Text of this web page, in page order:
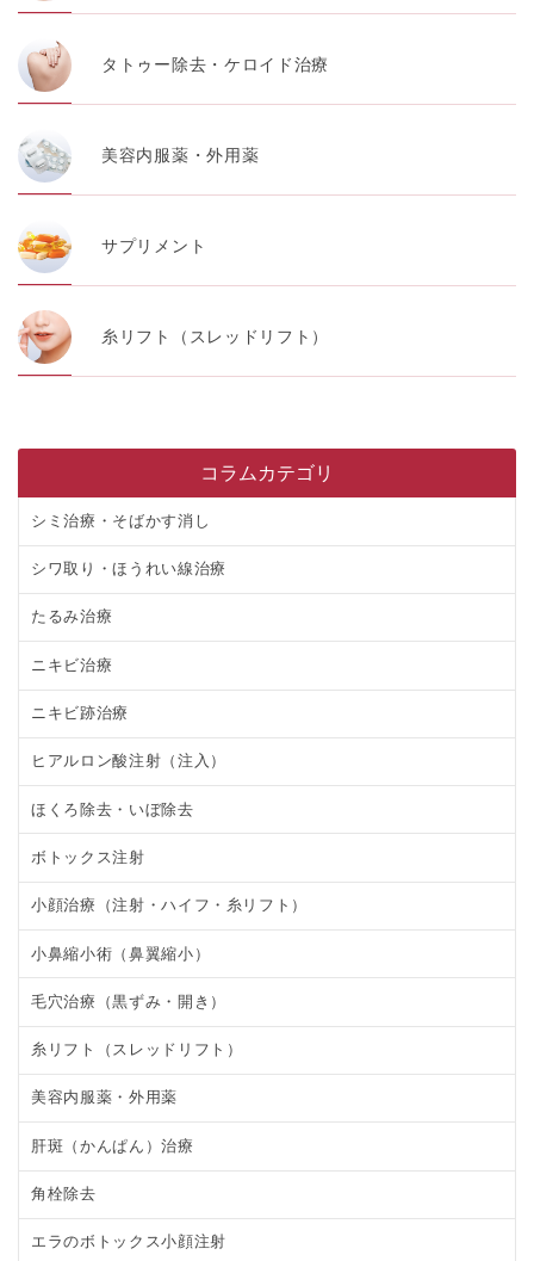
タトゥー除去・ケロイド治療
美容内服薬・外用薬
サプリメント
糸リフト（スレッドリフト）
コラムカテゴリ
シミ治療・そばかす消し
シワ取り・ほうれい線治療
たるみ治療
ニキビ治療
ニキビ跡治療
ヒアルロン酸注射（注入）
ほくろ除去・いぼ除去
ボトックス注射
小顔治療（注射・ハイフ・糸リフト）
小鼻縮小術（鼻翼縮小）
毛穴治療（黒ずみ・開き）
糸リフト（スレッドリフト）
美容内服薬・外用薬
肝斑（かんぱん）治療
角栓除去
エラのボトックス小顔注射